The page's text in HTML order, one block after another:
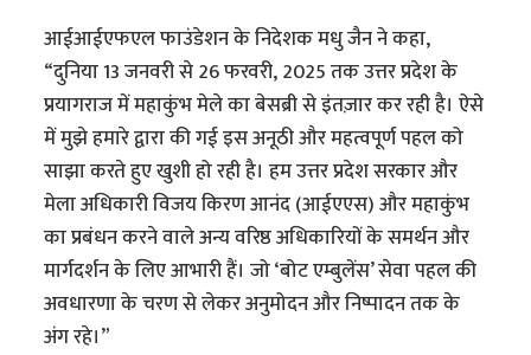
आईआईएफएल फाउंडेशन के निदेशक मधु जैन ने कहा,
“दुनिया 13 जनवरी से 26 फरवरी, 2025 तक उत्तर प्रदेश के
प्रयागराज में महाकुंभ मेले का बेसब्री से इंतज़ार कर रही है। ऐसे
में मुझे हमारे द्वारा की गई इस अनूठी और महत्वपूर्ण पहल को
साझा करते हुए खुशी हो रही है। हम उत्तर प्रदेश सरकार और
मेला अधिकारी विजय किरण आनंद (आईएएस) और महाकुंभ
का प्रबंधन करने वाले अन्य वरिष्ठ अधिकारियों के समर्थन और
मार्गदर्शन के लिए आभारी हैं। जो ‘बोट एम्बुलेंस’ सेवा पहल की
अवधारणा के चरण से लेकर अनुमोदन और निष्पादन तक के
अंग रहे।”